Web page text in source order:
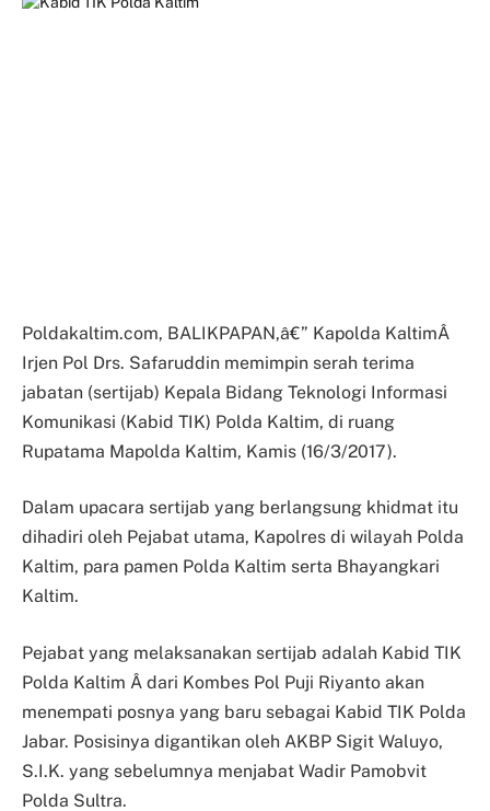
Poldakaltim.com, BALIKPAPAN,â€” Kapolda KaltimÂ
Irjen Pol Drs. Safaruddin memimpin serah terima
jabatan (sertijab) Kepala Bidang Teknologi Informasi
Komunikasi (Kabid TIK) Polda Kaltim, di ruang
Rupatama Mapolda Kaltim, Kamis (16/3/2017).
Dalam upacara sertijab yang berlangsung khidmat itu
dihadiri oleh Pejabat utama, Kapolres di wilayah Polda
Kaltim, para pamen Polda Kaltim serta Bhayangkari
Kaltim.
Pejabat yang melaksanakan sertijab adalah Kabid TIK
Polda Kaltim Â dari Kombes Pol Puji Riyanto akan
menempati posnya yang baru sebagai Kabid TIK Polda
Jabar. Posisinya digantikan oleh AKBP Sigit Waluyo,
S.I.K. yang sebelumnya menjabat Wadir Pamobvit
Polda Sultra.